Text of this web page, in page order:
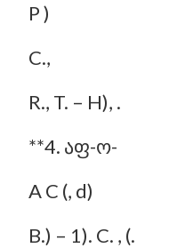
P )
C.,
R., T. – H), .
**4. აფ-ო-
A C (, d)
B.) – 1). C. , (.